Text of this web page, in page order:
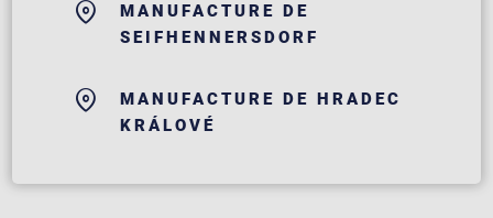
MANUFACTURE DE
SEIFHENNERSDORF
MANUFACTURE DE HRADEC
KRÁLOVÉ